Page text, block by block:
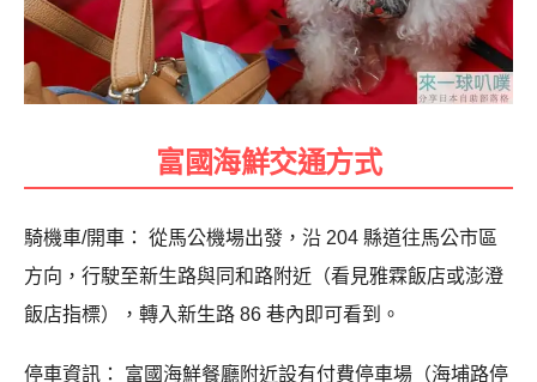
富國海鮮交通方式
騎機車/開車： 從馬公機場出發，沿 204 縣道往馬公市區
方向，行駛至新生路與同和路附近（看見雅霖飯店或澎澄
飯店指標），轉入新生路 86 巷內即可看到。
停車資訊： 富國海鮮餐廳附近設有付費停車場（海埔路停